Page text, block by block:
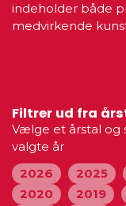
indeholder både
medvirkende
Filtrer ud fra
Vælge et årstal og
valgte år
2026
2025
2020
2019